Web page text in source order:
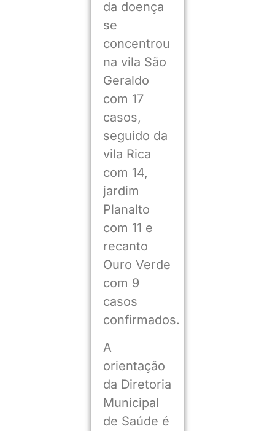
da doença
se
concentrou
na vila São
Geraldo
com 17
casos,
seguido da
vila Rica
com 14,
jardim
Planalto
com 11 e
recanto
Ouro Verde
com 9
casos
confirmados.
A
orientação
da Diretoria
Municipal
de Saúde é